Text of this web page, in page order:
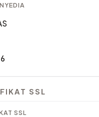
SSL
SSL